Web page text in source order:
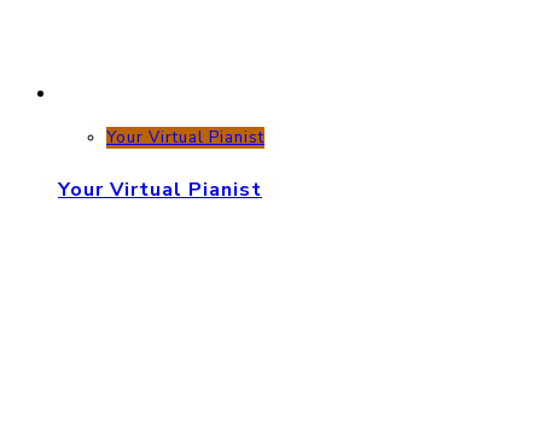
Your Virtual Pianist
Your Virtual Pianist